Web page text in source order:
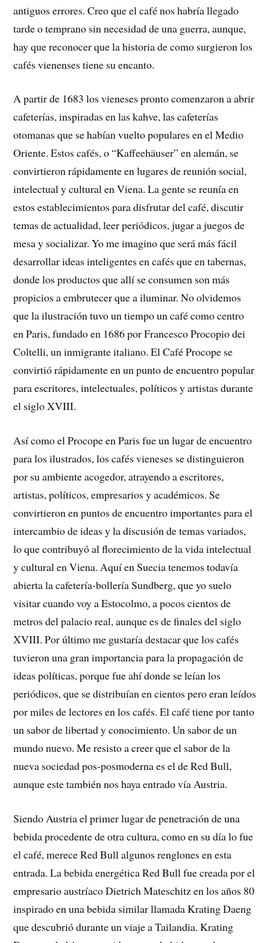
antiguos errores. Creo que el café nos habría llegado
tarde o temprano sin necesidad de una guerra, aunque,
hay que reconocer que la historia de como surgieron los
cafés vienenses tiene su encanto.
A partir de 1683 los vieneses pronto comenzaron a abrir
cafeterías, inspiradas en las kahve, las cafeterías
otomanas que se habían vuelto populares en el Medio
Oriente. Estos cafés, o “Kaffeehäuser” en alemán, se
convirtieron rápidamente en lugares de reunión social,
intelectual y cultural en Viena. La gente se reunía en
estos establecimientos para disfrutar del café, discutir
temas de actualidad, leer periódicos, jugar a juegos de
mesa y socializar. Yo me imagino que será más fácil
desarrollar ideas inteligentes en cafés que en tabernas,
donde los productos que allí se consumen son más
propicios a embrutecer que a iluminar. No olvidemos
que la ilustración tuvo un tiempo un café como centro
en Paris, fundado en 1686 por Francesco Procopio dei
Coltelli, un inmigrante italiano. El Café Procope se
convirtió rápidamente en un punto de encuentro popular
para escritores, intelectuales, políticos y artistas durante
el siglo XVIII.
Así como el Procope en Paris fue un lugar de encuentro
para los ilustrados, los cafés vieneses se distinguieron
por su ambiente acogedor, atrayendo a escritores,
artistas, políticos, empresarios y académicos. Se
convirtieron en puntos de encuentro importantes para el
intercambio de ideas y la discusión de temas variados,
lo que contribuyó al florecimiento de la vida intelectual
y cultural en Viena. Aquí en Suecia tenemos todavía
abierta la cafetería-bollería Sundberg, que yo suelo
visitar cuando voy a Estocolmo, a pocos cientos de
metros del palacio real, aunque es de finales del siglo
XVIII. Por último me gustaría destacar que los cafés
tuvieron una gran importancia para la propagación de
ideas políticas, porque fue ahí donde se leían los
periódicos, que se distribuían en cientos pero eran leídos
por miles de lectores en los cafés. El café tiene por tanto
un sabor de libertad y conocimiento. Un sabor de un
mundo nuevo. Me resisto a creer que el sabor de la
nueva sociedad pos-posmoderna es el de Red Bull,
aunque este también nos haya entrado vía Austria.
Siendo Austria el primer lugar de penetración de una
bebida procedente de otra cultura, como en su día lo fue
el café, merece Red Bull algunos renglones en esta
entrada. La bebida energética Red Bull fue creada por el
empresario austríaco Dietrich Mateschitz en los años 80
inspirado en una bebida similar llamada Krating Daeng
que descubrió durante un viaje a Tailandia. Krating